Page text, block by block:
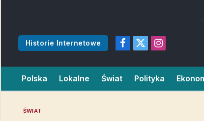
Historie Internetowe
Facebook
X
Instagram
Polska Lokalne Świat Polityka
ŚWIAT